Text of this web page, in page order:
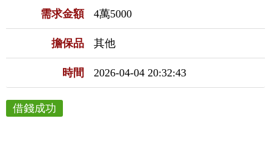
需求金額 4萬5000
擔保品 其他
時間 2026-04-04 20:32:43
借錢成功